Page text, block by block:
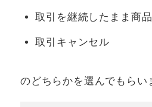
取引を継続したまま商
取引キャンセル
のどちらかを選んでもらい